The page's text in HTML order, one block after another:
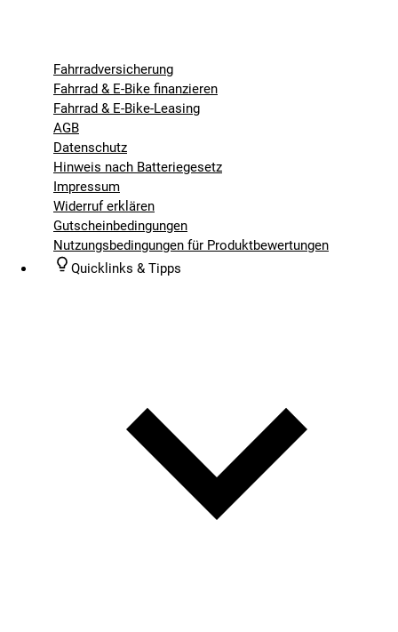
Fahrradversicherung
Fahrrad & E-Bike finanzieren
Fahrrad & E-Bike-Leasing
AGB
Datenschutz
Hinweis nach Batteriegesetz
Impressum
Widerruf erklären
Gutscheinbedingungen
Nutzungsbedingungen für Produktbewertungen
Quicklinks & Tipps